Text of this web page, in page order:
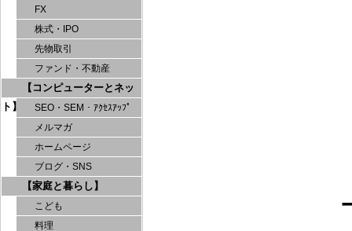
FX
株式・IPO
先物取引
ファンド・不動産
【コンピューターとネッ
ト】
SEO・SEM・ｱｸｾｽｱｯﾌﾟ
メルマガ
ホームページ
ブログ・SNS
【家庭と暮らし】
こども
料理